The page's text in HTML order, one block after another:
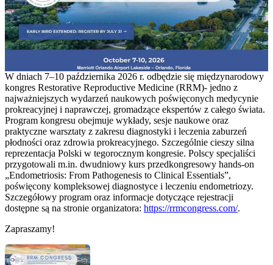
W dniach 7–10 października 2026 r. odbędzie się międzynarodowy
kongres Restorative Reproductive Medicine (RRM)- jedno z
najważniejszych wydarzeń naukowych poświęconych medycynie
prokreacyjnej i naprawczej, gromadzące ekspertów z całego świata.
Program kongresu obejmuje wykłady, sesje naukowe oraz
praktyczne warsztaty z zakresu diagnostyki i leczenia zaburzeń
płodności oraz zdrowia prokreacyjnego. Szczególnie cieszy silna
reprezentacja Polski w tegorocznym kongresie. Polscy specjaliści
przygotowali m.in. dwudniowy kurs przedkongresowy hands-on
„Endometriosis: From Pathogenesis to Clinical Essentials”,
poświęcony kompleksowej diagnostyce i leczeniu endometriozy.
Szczegółowy program oraz informacje dotyczące rejestracji
dostępne są na stronie organizatora: https://rrmcongress.com/.
Zapraszamy!